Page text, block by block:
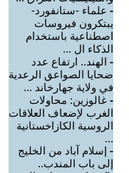
- علماء -ستانفورد-
يبتكرون فيروسات
اصطناعية باستخدام
الذكاء ال ...
- الهند.. ارتفاع عدد
ضحايا الصواعق الرعدية
في ولاية جهارخاند ...
- غالوزين: محاولات
الغرب لإضعاف العلاقات
الروسية الكازاخستانية
...
- إسلام آباد من الخليج
إلى باب المندب..